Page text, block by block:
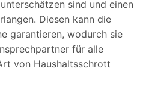
sind und einen
Diesen kann die
garantieren, wodurch sie
für alle
von Haushaltsschrott